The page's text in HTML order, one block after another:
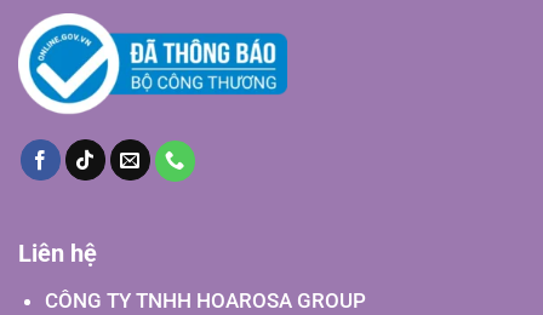
Liên hệ
CÔNG TY TNHH HOAROSA GROUP